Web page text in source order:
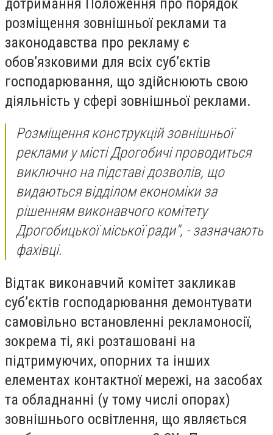
дотримання Положення про порядок
розміщення зовнішньої реклами та
законодавства про рекламу є
обов’язковими для всіх суб’єктів
господарювання, що здійснюють свою
діяльність у сфері зовнішньої реклами.
Розміщення конструкцій зовнішньої
реклами y місті Дрогобичі проводиться
виключно на підставі дозволів, що
видаються відділом економіки за
рішенням виконавчого комітету
Дрогобицької міської ради", - зазначають
фахівці.
Відтак виконавчий комітет закликав
суб’єктів господарювання демонтувати
самовільно встановленні рекламоносії,
зокрема ті, які розташовані на
підтримуючих, опорних та інших
елементах контактної мережі, на засобах
та обладнанні (у тому числі опорах)
зовнішнього освітлення, що являється